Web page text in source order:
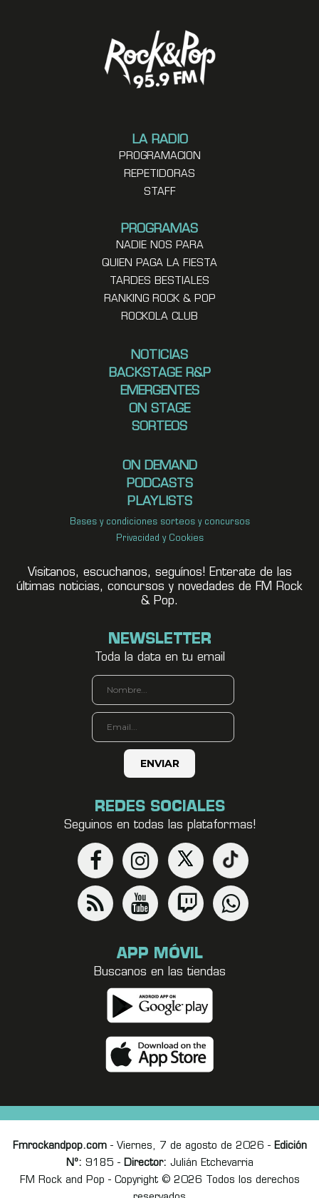
LA RADIO
PROGRAMACION
REPETIDORAS
STAFF
PROGRAMAS
NADIE NOS PARA
QUIEN PAGA LA FIESTA
TARDES BESTIALES
RANKING ROCK & POP
ROCKOLA CLUB
NOTICIAS
BACKSTAGE R&P
EMERGENTES
ON STAGE
SORTEOS
ON DEMAND
PODCASTS
PLAYLISTS
Bases y condiciones sorteos y concursos
Privacidad y Cookies
Visitanos, escuchanos, seguínos! Enterate de las
últimas noticias, concursos y novedades de FM Rock
& Pop.
NEWSLETTER
Toda la data en tu email
REDES SOCIALES
Seguinos en todas las plataformas!
APP MÓVIL
Buscanos en las tiendas
Fmrockandpop.com- Viernes, 7 de agosto de 2026 - Edición
Nº: 9185 - Director: Julián Etchevarria
FM Rock and Pop - Copyright © 2026 Todos los derechos